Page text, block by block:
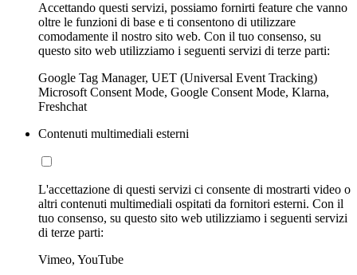
Accettando questi servizi, possiamo fornirti feature che vanno
oltre le funzioni di base e ti consentono di utilizzare
comodamente il nostro sito web. Con il tuo consenso, su
questo sito web utilizziamo i seguenti servizi di terze parti:
Google Tag Manager, UET (Universal Event Tracking)
Microsoft Consent Mode, Google Consent Mode, Klarna,
Freshchat
Contenuti multimediali esterni
L'accettazione di questi servizi ci consente di mostrarti video o
altri contenuti multimediali ospitati da fornitori esterni. Con il
tuo consenso, su questo sito web utilizziamo i seguenti servizi
di terze parti:
Vimeo, YouTube